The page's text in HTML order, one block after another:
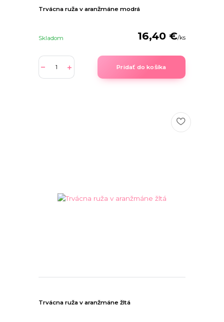
Trvácna ruža v aranžmáne modrá
16,40 €/ks
Skladom
Pridať do košíka
Trvácna ruža v aranžmáne žltá